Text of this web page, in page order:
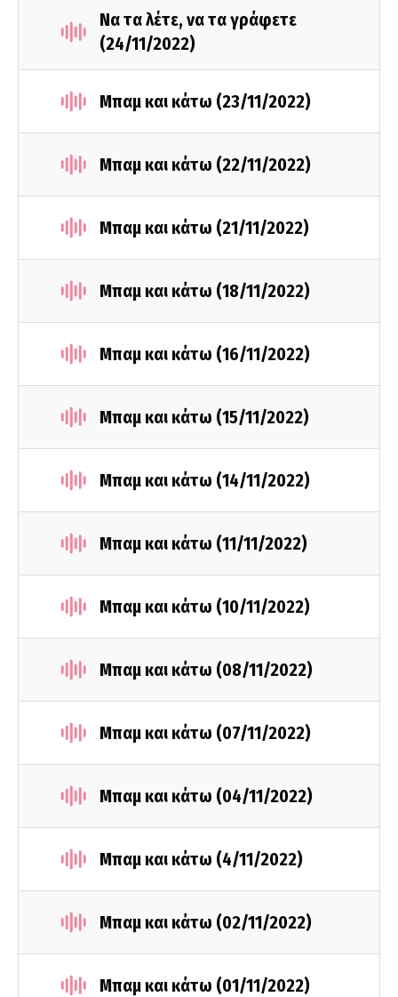
Να τα λέτε, να τα γράφετε
(24/11/2022)
Μπαμ και κάτω (23/11/2022)
Μπαμ και κάτω (22/11/2022)
Μπαμ και κάτω (21/11/2022)
Μπαμ και κάτω (18/11/2022)
Μπαμ και κάτω (16/11/2022)
Μπαμ και κάτω (15/11/2022)
Μπαμ και κάτω (14/11/2022)
Μπαμ και κάτω (11/11/2022)
Μπαμ και κάτω (10/11/2022)
Μπαμ και κάτω (08/11/2022)
Μπαμ και κάτω (07/11/2022)
Μπαμ και κάτω (04/11/2022)
Μπαμ και κάτω (4/11/2022)
Μπαμ και κάτω (02/11/2022)
Μπαμ και κάτω (01/11/2022)